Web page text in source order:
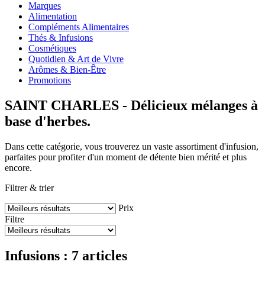
Marques
Alimentation
Compléments Alimentaires
Thés & Infusions
Cosmétiques
Quotidien & Art de Vivre
Arômes & Bien-Être
Promotions
SAINT CHARLES - Délicieux mélanges à
base d'herbes.
Dans cette catégorie, vous trouverez un vaste assortiment d'infusion,
parfaites pour profiter d'un moment de détente bien mérité et plus
encore.
Filtrer & trier
Prix
Filtre
Infusions : 7 articles